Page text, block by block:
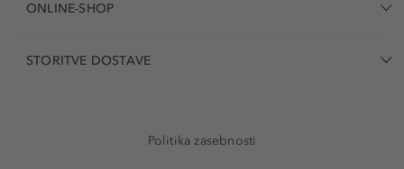
ONLINE-SHOP
STORITVE DOSTAVE
Politika zasebnosti